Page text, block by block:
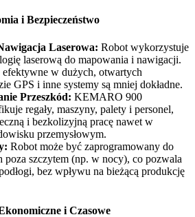
i Bezpieczeństwo
Laserowa: Robot wykorzystuje
laserową do mapowania i nawigacji.
efektywne w dużych, otwartych
GPS i inne systemy są mniej dokładne.
Przeszkód: KEMARO 900
regały, maszyny, palety i personel,
i bezkolizyjną pracę nawet w
przemysłowym.
Robot może być zaprogramowany do
poza szczytem (np. w nocy), co pozwala
bez wpływu na bieżącą produkcję
i Czasowe